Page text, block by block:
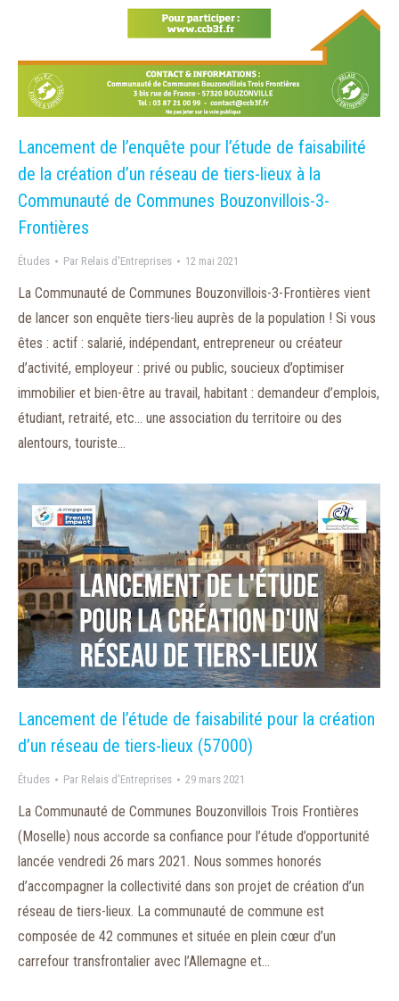
Lancement de l’enquête pour l’étude de faisabilité
de la création d’un réseau de tiers-lieux à la
Communauté de Communes Bouzonvillois-3-
Frontières
Études Par Relais d'Entreprises 12 mai 2021
La Communauté de Communes Bouzonvillois-3-Frontières vient
de lancer son enquête tiers-lieu auprès de la population ! Si vous
êtes : actif : salarié, indépendant, entrepreneur ou créateur
d’activité, employeur : privé ou public, soucieux d’optimiser
immobilier et bien-être au travail, habitant : demandeur d’emplois,
étudiant, retraité, etc… une association du territoire ou des
alentours, touriste…
Lancement de l’étude de faisabilité pour la création
d’un réseau de tiers-lieux (57000)
Études Par Relais d'Entreprises 29 mars 2021
La Communauté de Communes Bouzonvillois Trois Frontières
(Moselle) nous accorde sa confiance pour l’étude d’opportunité
lancée vendredi 26 mars 2021. Nous sommes honorés
d’accompagner la collectivité dans son projet de création d’un
réseau de tiers-lieux. La communauté de commune est
composée de 42 communes et située en plein cœur d’un
carrefour transfrontalier avec l’Allemagne et…